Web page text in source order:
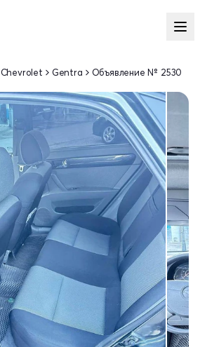
Chevrolet Gentra Объявление № 2530